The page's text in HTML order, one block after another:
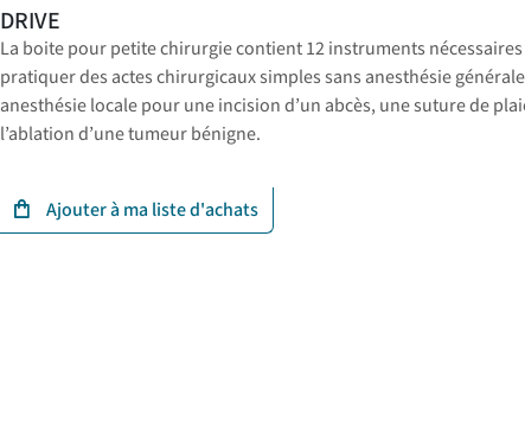
DRIVE
La boite pour petite chirurgie contient 12 instruments
pratiquer des actes chirurgicaux simples sans anesthésie
anesthésie locale pour une incision d’un abcès, une suture de
l’ablation d’une tumeur bénigne.